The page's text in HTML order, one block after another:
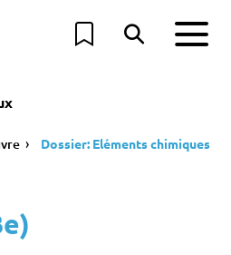
Dossier: Eléments chimiques